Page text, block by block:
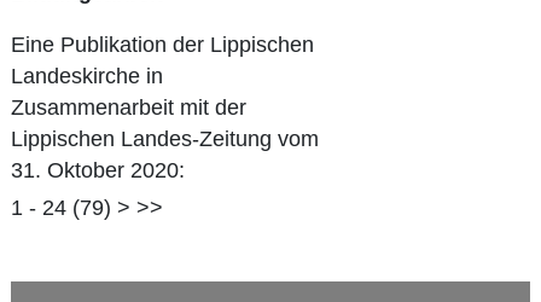
Eine Publikation der Lippischen
Landeskirche in
Zusammenarbeit mit der
Lippischen Landes-Zeitung vom
31. Oktober 2020:
Reformationstag - Evangelische
1 - 24 (79) > >>